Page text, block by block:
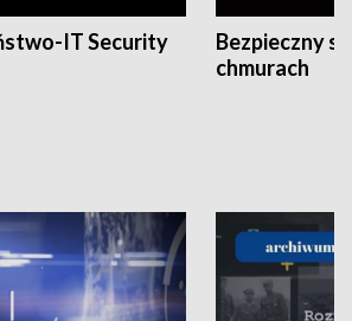
IT Security
Bezpieczny
chmurach